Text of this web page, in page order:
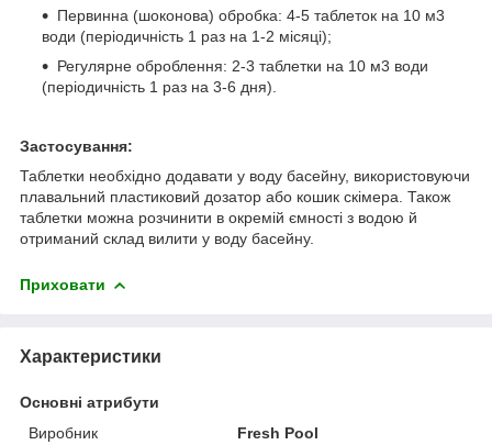
Первинна (шоконова) обробка: 4-5 таблеток на 10 м3
води (періодичність 1 раз на 1-2 місяці);
Регулярне оброблення: 2-3 таблетки на 10 м3 води
(періодичність 1 раз на 3-6 дня).
Застосування:
Таблетки необхідно додавати у воду басейну, використовуючи
плавальний пластиковий дозатор або кошик скімера. Також
таблетки можна розчинити в окремій ємності з водою й
отриманий склад вилити у воду басейну.
Приховати
Характеристики
Основні атрибути
Виробник
Fresh Pool